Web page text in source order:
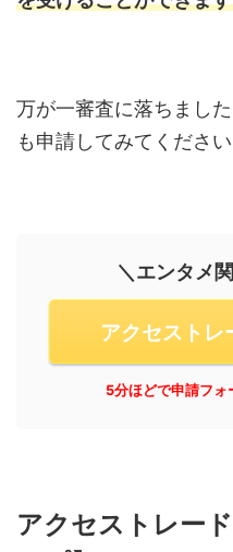
万が一審査に落ちまし
も申請してみてください
＼エンタメ
アクセストレ
5分ほどで申請フォ
アクセストレー